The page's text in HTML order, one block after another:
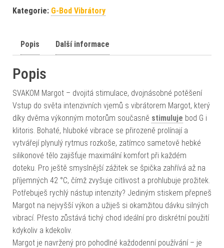
Kategorie: G-Bod Vibrátory
Popis Další informace
Popis
SVAKOM Margot – dvojitá stimulace, dvojnásobné potěšení
Vstup do světa intenzivních vjemů s vibrátorem Margot, který
díky dvěma výkonným motorům současně stimuluje bod G i
klitoris. Bohaté, hluboké vibrace se přirozeně prolínají a
vytvářejí plynulý rytmus rozkoše, zatímco sametově hebké
silikonové tělo zajišťuje maximální komfort při každém
doteku. Pro ještě smyslnější zážitek se špička zahřívá až na
příjemných 42 °C, čímž zvyšuje citlivost a prohlubuje prožitek.
Potřebuješ rychlý nástup intenzity? Jediným stiskem přepneš
Margot na nejvyšší výkon a užiješ si okamžitou dávku silných
vibrací. Přesto zůstává tichý chod ideální pro diskrétní použití
kdykoliv a kdekoliv.
Margot je navržený pro pohodlné každodenní používání – je